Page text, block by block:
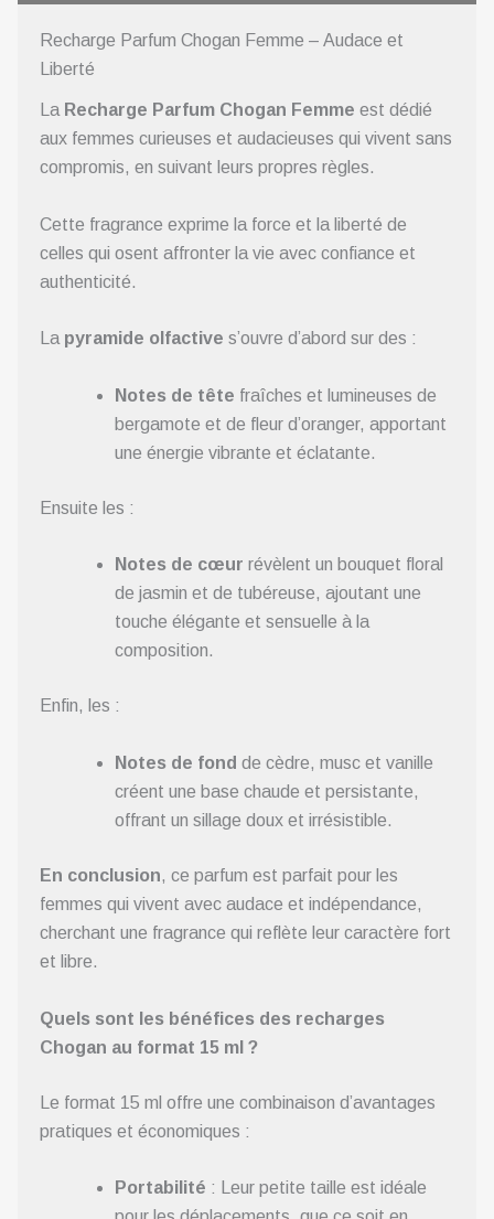
Recharge Parfum Chogan Femme – Audace et
Liberté
La Recharge Parfum Chogan Femme est dédié
aux femmes curieuses et audacieuses qui vivent sans
compromis, en suivant leurs propres règles.
Cette fragrance exprime la force et la liberté de
celles qui osent affronter la vie avec confiance et
authenticité.
La pyramide olfactive s’ouvre d’abord sur des :
Notes de tête fraîches et lumineuses de
bergamote et de fleur d’oranger, apportant
une énergie vibrante et éclatante.
Ensuite les :
Notes de cœur révèlent un bouquet floral
de jasmin et de tubéreuse, ajoutant une
touche élégante et sensuelle à la
composition.
Enfin, les :
Notes de fond de cèdre, musc et vanille
créent une base chaude et persistante,
offrant un sillage doux et irrésistible.
En conclusion, ce parfum est parfait pour les
femmes qui vivent avec audace et indépendance,
cherchant une fragrance qui reflète leur caractère fort
et libre.
Quels sont les bénéfices des recharges
Chogan au format 15 ml ?
Le format 15 ml offre une combinaison d’avantages
pratiques et économiques :
Portabilité : Leur petite taille est idéale